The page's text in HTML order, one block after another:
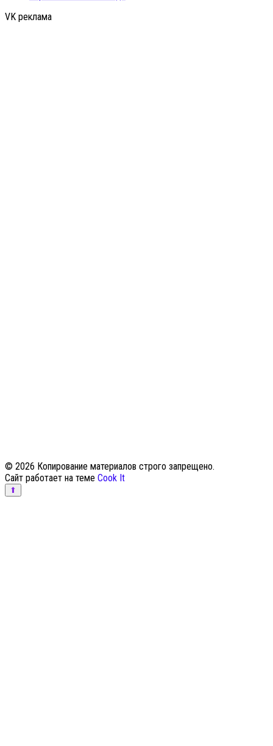
VK реклама
© 2026 Копирование материалов строго запрещено.
Сайт работает на теме Cook It